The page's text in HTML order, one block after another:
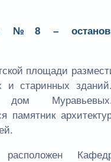
№8 –
площади
и старинных
дом
памятник
расположен